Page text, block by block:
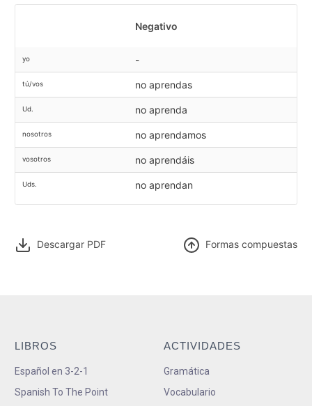
Negativo
yo -
tú/vos no aprendas
Ud. no aprenda
nosotros no aprendamos
vosotros no aprendáis
Uds. no aprendan
Descargar PDF Formas compuestas
LIBROS
Español en 3-2-1
Spanish To The Point
ACTIVIDADES
Gramática
Vocabulario